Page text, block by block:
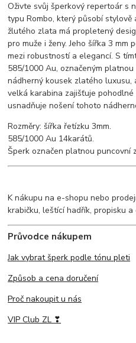
Oživte svůj šperkový repertoár s
typu Rombo, který působí
žlutého zlata má propletený
pro muže i ženy. Jeho šířka 3
mezi robustností a elegancí. S
585/1000 Au, označeným
nádherný kousek zlatého luxusu,
velká karabina zajišťuje
usnadňuje nošení tohoto
Rozměry: šířka řetízku 3mm.
585/1000 Au 14karátů.
Šperk označen platnou puncovní
K nákupu na e-shopu nebo
krabičku, leštící hadřík, propisku
Průvodce nákupem
Jak vybrat šperk podle tónu pleti
Způsob a cena doručení
Proč nakoupit u nás
VIP Club ZL ❣